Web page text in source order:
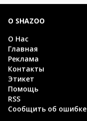
О SHAZOO
О Нас
Главная
Реклама
Контакты
Этикет
Помощь
RSS
Сообщить об ошибке